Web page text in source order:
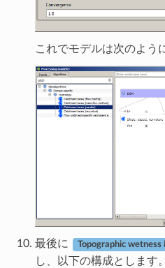
これでモデルは次のよう
最後に Topographic wetness
し、以下の構成とします。